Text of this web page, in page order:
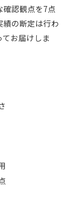
確認観点を7点
の断定は行わ
お届けしま